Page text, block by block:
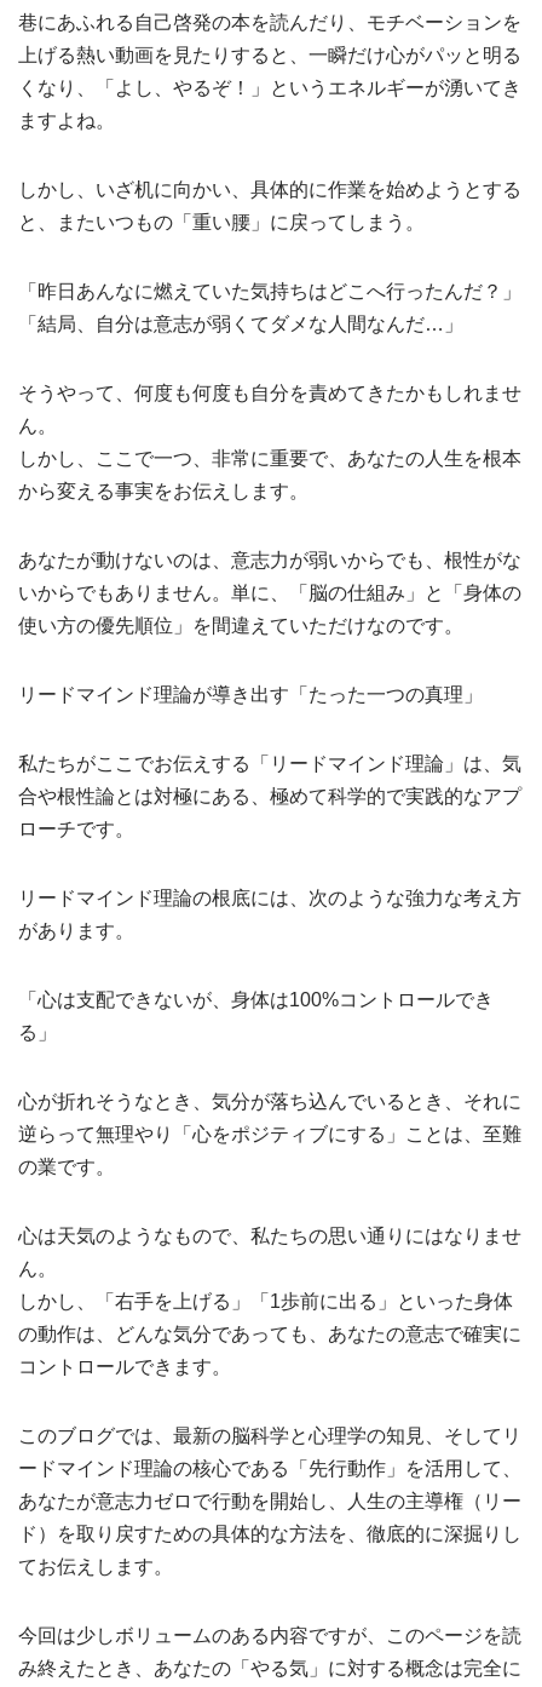
巷にあふれる自己啓発の本を読んだり、モチベーションを
上げる熱い動画を見たりすると、一瞬だけ心がパッと明る
くなり、「よし、やるぞ！」というエネルギーが湧いてき
ますよね。
しかし、いざ机に向かい、具体的に作業を始めようとする
と、またいつもの「重い腰」に戻ってしまう。
「昨日あんなに燃えていた気持ちはどこへ行ったんだ？」
「結局、自分は意志が弱くてダメな人間なんだ…」
そうやって、何度も何度も自分を責めてきたかもしれませ
ん。
しかし、ここで一つ、非常に重要で、あなたの人生を根本
から変える事実をお伝えします。
あなたが動けないのは、意志力が弱いからでも、根性がな
いからでもありません。単に、「脳の仕組み」と「身体の
使い方の優先順位」を間違えていただけなのです。
リードマインド理論が導き出す「たった一つの真理」
私たちがここでお伝えする「リードマインド理論」は、気
合や根性論とは対極にある、極めて科学的で実践的なアプ
ローチです。
リードマインド理論の根底には、次のような強力な考え方
があります。
「心は支配できないが、身体は100%コントロールでき
る」
心が折れそうなとき、気分が落ち込んでいるとき、それに
逆らって無理やり「心をポジティブにする」ことは、至難
の業です。
心は天気のようなもので、私たちの思い通りにはなりませ
ん。
しかし、「右手を上げる」「1歩前に出る」といった身体
の動作は、どんな気分であっても、あなたの意志で確実に
コントロールできます。
このブログでは、最新の脳科学と心理学の知見、そしてリ
ードマインド理論の核心である「先行動作」を活用して、
あなたが意志力ゼロで行動を開始し、人生の主導権（リー
ド）を取り戻すための具体的な方法を、徹底的に深掘りし
てお伝えします。
今回は少しボリュームのある内容ですが、このページを読
み終えたとき、あなたの「やる気」に対する概念は完全に